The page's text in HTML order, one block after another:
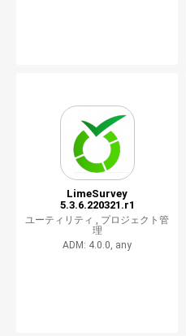
LimeSurvey
5.3.6.220321.r1
ユーティリティ , プロジェクト管
理
ADM: 4.0.0, any